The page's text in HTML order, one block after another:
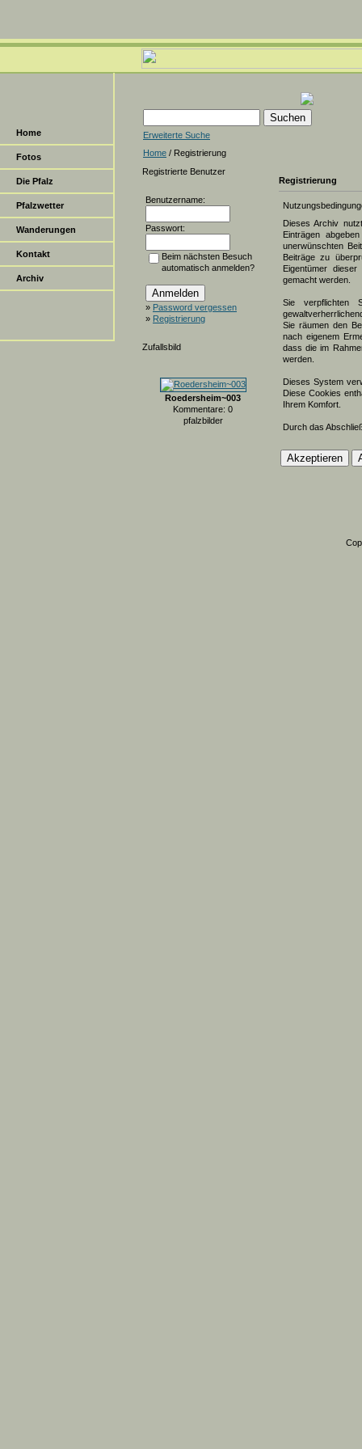
Home
Fotos
Die Pfalz
Pfalzwetter
Wanderungen
Kontakt
Archiv
Erweiterte Suche
Home / Registrierung
Registrierte Benutzer
Benutzername:
Passwort:
Beim nächsten Besuch
automatisch anmelden?
» Password vergessen
» Registrierung
Zufallsbild
Roedersheim~003
Kommentare: 0
pfalzbilder
Registrierung
Dieses Archiv
Einträgen
unerwünschten
Beiträge zu
Eigentümer
gemacht werden.
Sie verpflichten
Sie räumen den
nach eigenem
dass die im
werden.
Dieses System
Diese Cookies
Ihrem Komfort.
Durch das